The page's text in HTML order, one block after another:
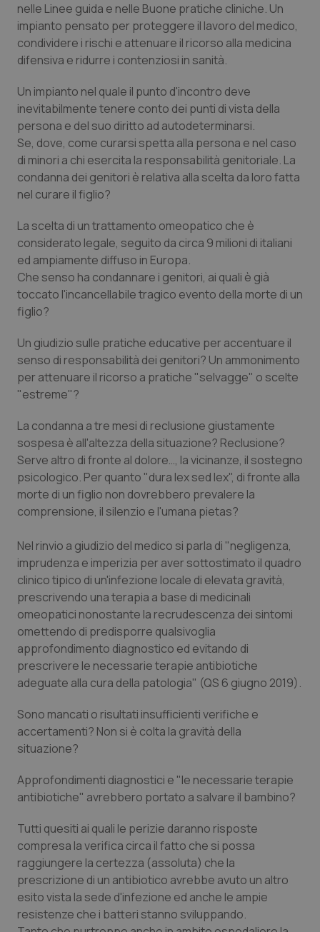
Campania
Emilia-Romagna
Friuli Venezia Giulia
Lazio
Liguria
Lombardia
Marche
Molise
Piemonte
Provincia Autonoma di Bolzano
Provincia Autonoma di Trento
Puglia
Sardegna
Sicilia
Toscana
Umbria
Valle D’Aosta
Veneto
Car-T
Colesterolo & coronaropatie
Dermatite Atopica
Diabete & glucometri
Disturbi dell’umore
Donna & Salute
Epatiti
HIV
Infezioni & Febbre
Ipertensione & Scompenso
Malattie rare
Malattia di Crohn & Rettocolite Ulcerosa
Neuroscienze & patologie neurodegenerative
Obesità
Oftalmologia
Oncodermatologia
Oncoematologia
Oncologia & Nutrizione
Psoriasi & pelle
Quotidiano Chirurgia
Quotidiano Oncologia
Quotidiano Pediatria
Rene & patologie urogenitali
nelle Linee guida e nelle Buone pratiche cliniche. Un
impianto pensato per proteggere il lavoro del medico,
condividere i rischi e attenuare il ricorso alla medicina
difensiva e ridurre i contenziosi in sanità.
Un impianto nel quale il punto d'incontro deve
inevitabilmente tenere conto dei punti di vista della
persona e del suo diritto ad autodeterminarsi.
Se, dove, come curarsi spetta alla persona e nel caso
di minori a chi esercita la responsabilità genitoriale. La
condanna dei genitori è relativa alla scelta da loro fatta
nel curare il figlio?
La scelta di un trattamento omeopatico che è
considerato legale, seguito da circa 9 milioni di italiani
ed ampiamente diffuso in Europa.
Che senso ha condannare i genitori, ai quali è già
toccato l'incancellabile tragico evento della morte di un
figlio?
Un giudizio sulle pratiche educative per accentuare il
senso di responsabilità dei genitori? Un ammonimento
per attenuare il ricorso a pratiche "selvagge" o scelte
"estreme"?
La condanna a tre mesi di reclusione giustamente
sospesa è all'altezza della situazione? Reclusione?
Serve altro di fronte al dolore…, la vicinanze, il sostegno
psicologico. Per quanto "dura lex sed lex", di fronte alla
morte di un figlio non dovrebbero prevalere la
comprensione, il silenzio e l'umana pietas?
Nel rinvio a giudizio del medico si parla di "negligenza,
imprudenza e imperizia per aver sottostimato il quadro
clinico tipico di un'infezione locale di elevata gravità,
prescrivendo una terapia a base di medicinali
omeopatici nonostante la recrudescenza dei sintomi
omettendo di predisporre qualsivoglia
approfondimento diagnostico ed evitando di
prescrivere le necessarie terapie antibiotiche
adeguate alla cura della patologia" (QS 6 giugno 2019).
Sono mancati o risultati insufficienti verifiche e
accertamenti? Non si è colta la gravità della
situazione?
Approfondimenti diagnostici e "le necessarie terapie
antibiotiche" avrebbero portato a salvare il bambino?
Tutti quesiti ai quali le perizie daranno risposte
compresa la verifica circa il fatto che si possa
raggiungere la certezza (assoluta) che la
prescrizione di un antibiotico avrebbe avuto un altro
esito vista la sede d'infezione ed anche le ampie
resistenze che i batteri stanno sviluppando.